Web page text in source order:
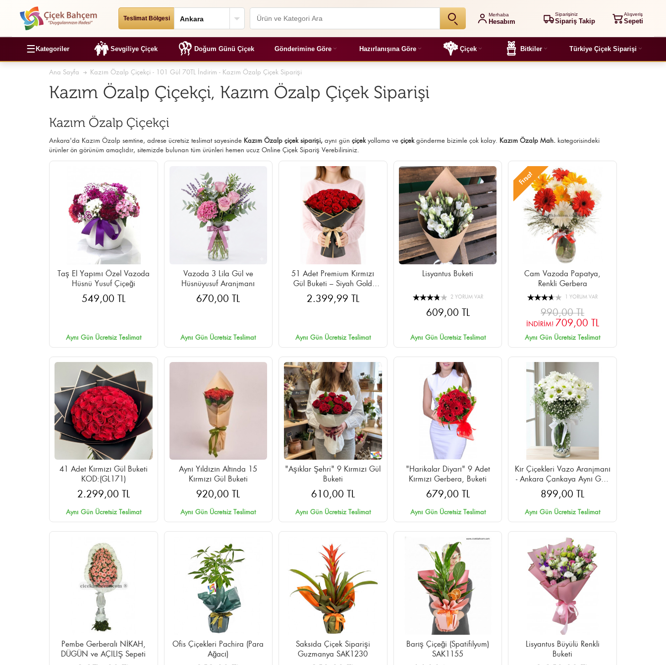
Teslimat Bölgesi
Merhaba
Hesabım
Siparişiniz
Sipariş Takip
Alışveriş
Sepeti
☰ Kategoriler Sevgiliye Çiçek Doğum Günü Çiçek Gönderimine Göre Hazırlanışına Göre Çiçek Bitkiler Türkiye Çiçek Siparişi
Ana Sayfa Kazım Özalp Çiçekçi - 101 Gül 70TL İndirim - Kazım Özalp Çiçek Siparişi
Kazım Özalp Çiçekçi, Kazım Özalp Çiçek Siparişi
Kazım Özalp Çiçekçi
Ankara'da Kazım Özalp semtine, adrese ücretsiz teslimat sayesinde Kazım Özalp çiçek siparişi, aynı gün çiçekyollama ve çiçekgönderme bizimle çok kolay. Kazım Özalp Mah. kategorisindeki
ürünler ön görünüm amaçlıdır, sitemizde bulunan tüm ürünleri hemen ucuz Online Çiçek Sipariş Verebilirsiniz.
Taş El Yapımı Özel Vazoda
Hüsnü Yusuf Çiçeği
549,00 TL
Aynı Gün Ücretsiz Teslimat
Vazoda 3 Lila Gül ve
Hüsnüyusuf Aranjmanı
670,00 TL
Aynı Gün Ücretsiz Teslimat
51 Adet Premium Kırmızı
Gül Buketi – Siyah Gold
Ambalajlı Cipsolu
2.399,99 TL
Aynı Gün Ücretsiz Teslimat
Lisyantus Buketi
2 YORUM VAR
609,00 TL
Aynı Gün Ücretsiz Teslimat
Fırsat
Cam Vazoda Papatya,
Renkli Gerbera
1 YORUM VAR
990,00 TL
İNDİRİM! 709,00 TL
Aynı Gün Ücretsiz Teslimat
41 Adet Kırmızı Gül Buketi
KOD:(GL171)
2.299,00 TL
Aynı Gün Ücretsiz Teslimat
Aynı Yıldızın Altında 15
Kırmızı Gül Buketi
920,00 TL
Aynı Gün Ücretsiz Teslimat
"Aşıklar Şehri" 9 Kırmızı Gül
Buketi
610,00 TL
Aynı Gün Ücretsiz Teslimat
"Harikalar Diyarı" 9 Adet
Kırmızı Gerbera, Buketi
679,00 TL
Aynı Gün Ücretsiz Teslimat
Kır Çiçekleri Vazo Aranjmanı
- Ankara Çankaya Aynı Gün
Teslim
899,00 TL
Aynı Gün Ücretsiz Teslimat
Pembe Gerberalı NİKAH,
DÜGÜN ve AÇILIŞ Sepeti
Ofis Çiçekleri Pachira (Para
Ağacı)
Saksıda Çiçek Siparişi
Guzmanya SAK1230
Barış Çiçeği (Spatifilyum)
SAK1155
Lisyantus Büyülü Renkli
Buketi